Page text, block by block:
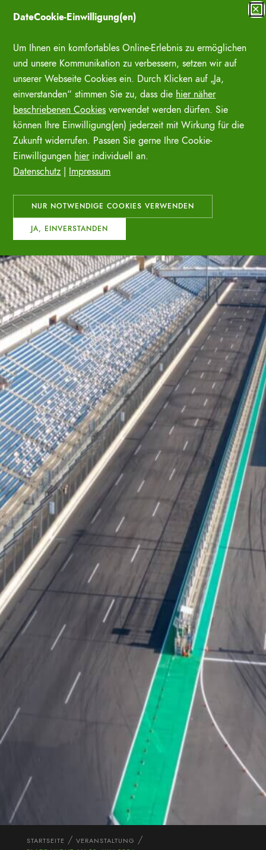
Inhalt
STARTSEITE
VERANSTALTUNG
✕
DateCookie-Einwilligung(en)
Um Ihnen ein komfortables Online-Erlebnis zu ermöglichen
und unsere Kommunikation zu verbessern, setzen wir auf
unserer Webseite Cookies ein. Durch Klicken auf „Ja,
einverstanden“ stimmen Sie zu, dass die hier näher
beschriebenen Cookies verwendet werden dürfen. Sie
können Ihre Einwilligung(en) jederzeit mit Wirkung für die
Zukunft widerrufen. Passen Sie gerne Ihre Cookie-
Einwilligungen hierindividuell an.
Datenschutz
Impressum